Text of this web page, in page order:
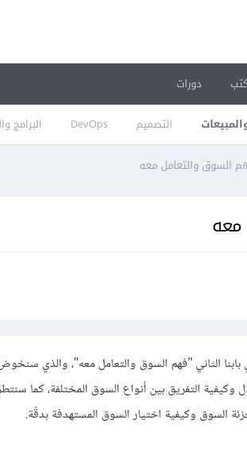
التصميم DevOps البرامج
دورات
السوق والتعامل معه
الثاني "فهم السوق والتعامل معه"، والذي
التفريق بين أنواع السوق المختلفة، كما
السوق وكيفية اختيار السوق المستهدفة بدقّة.